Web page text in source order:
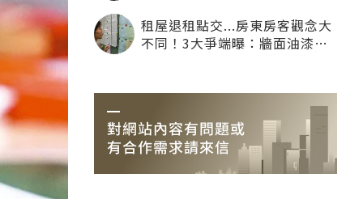
租屋退租點交...房東房客觀念大
不同！3大爭端曝：牆面油漆、